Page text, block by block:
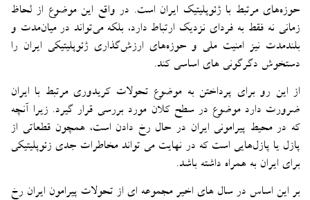
حوزه‌های مرتبط با ژئوپلیتیک ایران است. در واقع این موضوع از لحاظ
زمانی نه فقط به فردای نزدیک ارتباط دارد، بلکه می‌تواند در میان‌مدت و
بلندمدت نیز امنیت ملی و حوزه‌های ارزش‌گذاری ژئوپلیتیکی ایران را
دستخوش دگرگونی های اساسی کند.
از این رو برای پرداختن به موضوع تحولات کریدوری مرتبط با ایران
ضرورت دارد موضوع در سطح کلان مورد بررسی قرار گیرد. زیرا آنچه
که در محیط پیرامونی ایران در حال رخ دادن است، همچون قطعاتی از
پازل یا پازل‌هایی است که در نهایت می تواند مخاطرات جدی زئوپلیتیکی
برای ایران به همراه داشته باشد.
بر این اساس در سال های اخیر مجموعه ای از تحولات پیرامون ایران رخ